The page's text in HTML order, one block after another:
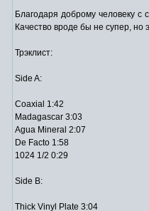
Благодаря доброму человеку с
Качество вроде бы не супер, но
Трэклист:
Side A:
Coaxial 1:42
Madagascar 3:03
Agua Mineral 2:07
De Facto 1:58
1024 1/2 0:29
Side B:
Thick Vinyl Plate 3:04